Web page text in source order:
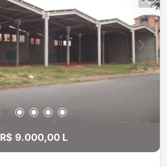
R$ 9.000,00 L